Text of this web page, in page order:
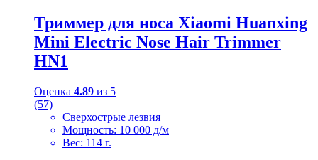
Триммер для носа Xiaomi Huanxing
Mini Electric Nose Hair Trimmer
HN1
Оценка 4.89 из 5
(57)
Сверхострые лезвия
Мощность: 10 000 д/м
Вес: 114 г.